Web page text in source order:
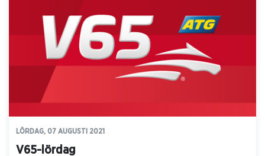
LÖRDAG, 07 AUGUSTI 2021
V65-lördag